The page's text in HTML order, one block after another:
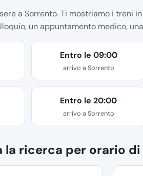
a Sorrento. Ti mostriamo i treni
un appuntamento medico,
Entro le 09:00
arrivo a Sorrento
Entro le 20:00
arrivo a Sorrento
la ricerca per orario